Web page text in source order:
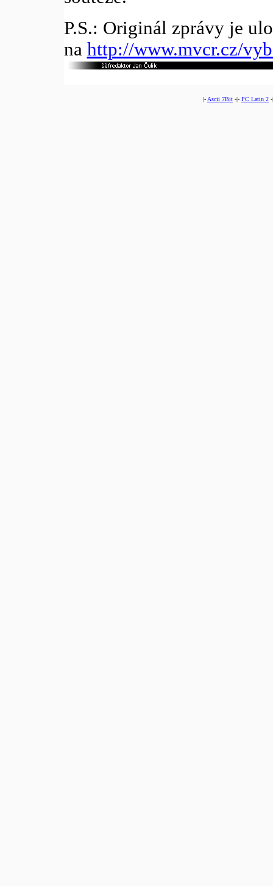
P.S.: Originál zprávy je
na http://www.mvcr.cz/
|- Ascii 7Bit -|- PC Latin 2